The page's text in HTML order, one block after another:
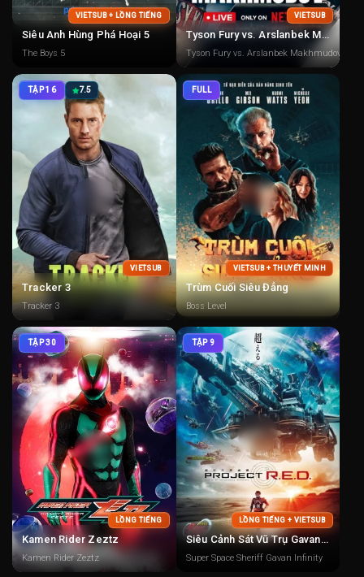
VIETSUB + LỒNG TIẾNG
Siêu Anh Hùng Phá Hoại 5
The Boys 5
VIETSUB
Tyson Fury vs. Arslanbek Makhmudov
Tyson Fury vs. Arslanbek Makhmudov
TẬP 16 7.5
VIETSUB
Tracker 3
Tracker 3
FULL
VIETSUB + THUYẾT MINH
Trùm Cuối Siêu Đẳng
Boss Level
TẬP 30
LỒNG TIẾNG
Kamen Rider Zeztz
Kamen Rider Zeztz
TẬP 9
LỒNG TIẾNG + VIETSUB
Siêu Cảnh Sát Vũ Trụ Gavan Infinity
Super Space Sheriff Gavan Infinity